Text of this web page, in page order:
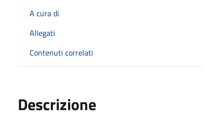
A cura di
Allegati
Contenuti correlati
Descrizione